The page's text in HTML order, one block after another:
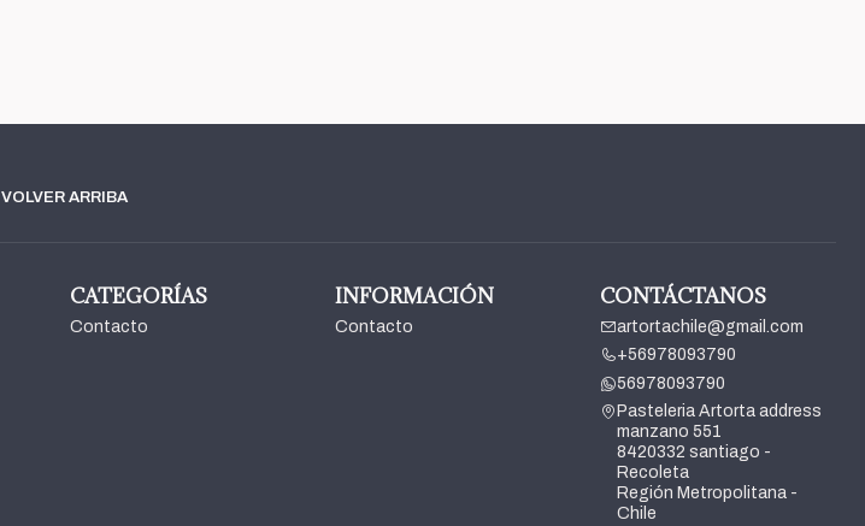
VOLVER ARRIBA
CATEGORÍAS
Contacto
INFORMACIÓN
Contacto
CONTÁCTANOS
artortachile@gmail.com
+56978093790
56978093790
Pasteleria Artorta address
manzano 551
8420332 santiago -
Recoleta
Región Metropolitana -
Chile